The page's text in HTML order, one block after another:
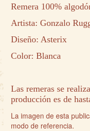
Remera 100%
Artista: Gonzalo
Diseño: Asterix
Color: Blanca
Las remeras se
producción es de
La imagen de esta
modo de referencia.